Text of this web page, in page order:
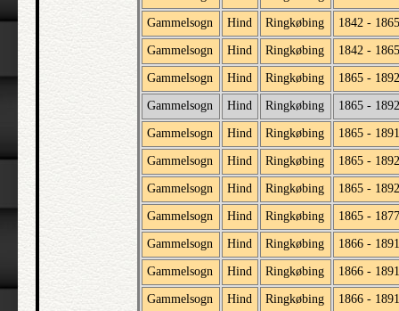
Gammelsogn Hind Ringkøbing 1842 - 1865
Gammelsogn Hind Ringkøbing 1842 - 1865
Gammelsogn Hind Ringkøbing 1865 - 1892
Gammelsogn Hind Ringkøbing 1865 - 1892
Gammelsogn Hind Ringkøbing 1865 - 1891
Gammelsogn Hind Ringkøbing 1865 - 1892
Gammelsogn Hind Ringkøbing 1865 - 1892
Gammelsogn Hind Ringkøbing 1865 - 1877
Gammelsogn Hind Ringkøbing 1866 - 1891
Gammelsogn Hind Ringkøbing 1866 - 1891
Gammelsogn Hind Ringkøbing 1866 - 1891